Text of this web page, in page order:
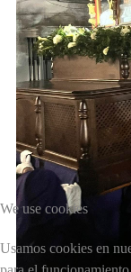
We use cookies
Usamos cookies en